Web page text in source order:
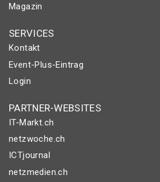
Magazin
SERVICES
Kontakt
Event-Plus-Eintrag
Login
PARTNER-WEBSITES
IT-Markt.ch
netzwoche.ch
ICTjournal
netzmedien.ch